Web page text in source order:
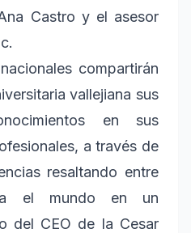
Castro y el asesor
compartirán
vallejiana sus
en sus
a través de
resaltando entre
el mundo en un
del CEO de la Cesar